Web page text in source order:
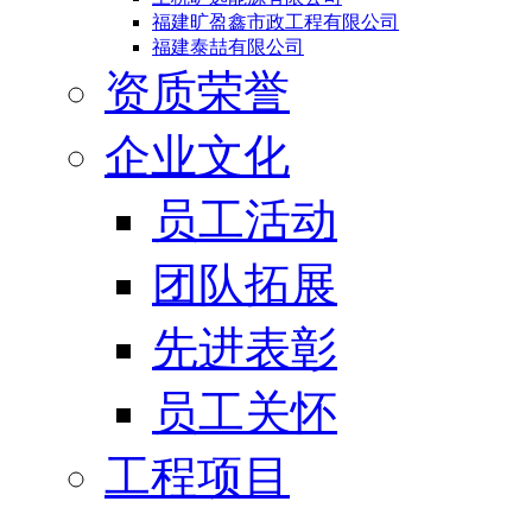
福建旷盈鑫市政工程有限公司
福建泰喆有限公司
资质荣誉
企业文化
员工活动
团队拓展
先进表彰
员工关怀
工程项目